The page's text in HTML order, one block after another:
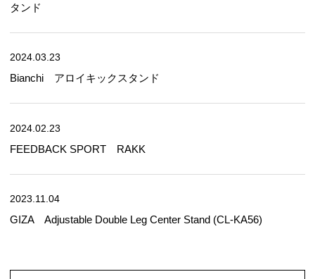
タンド
2024.03.23
Bianchi アロイキックスタンド
2024.02.23
FEEDBACK SPORT RAKK
2023.11.04
GIZA Adjustable Double Leg Center Stand (CL-KA56)